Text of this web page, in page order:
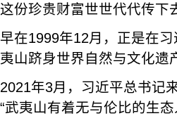
这份珍贵财富世世代代传下
早在1999年12月，正是在
夷山跻身世界自然与文化遗
2021年3月，习近平总书记
“武夷山有着无与伦比的生